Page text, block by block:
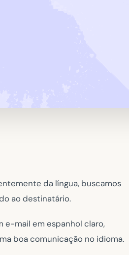
da língua, buscamos
ao destinatário.
e-mail em espanhol claro,
boa comunicação no idioma.